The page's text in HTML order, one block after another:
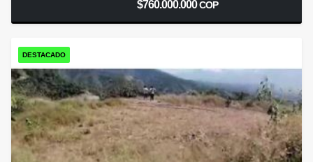
$760.000.000COP
DESTACADO